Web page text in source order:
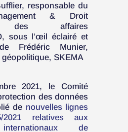
responsable du
& Droit
des affaires
sous l’œil éclairé et
Frédéric Munier,
SKEMA
2021, le Comité
des données
de nouvelles lignes
2021 relatives aux
de